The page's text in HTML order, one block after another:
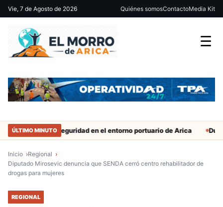
Vie, 7 de Agosto de 2026 Quiénes somosContactoMedia Kit
☰
ÚLTIMO MINUTO
seguridad en el entorno portuario de Arica Duro
Inicio
Regional
Diputado Mirosevic denuncia que SENDA cerró centro rehabilitador de
drogas para mujeres
REGIONAL